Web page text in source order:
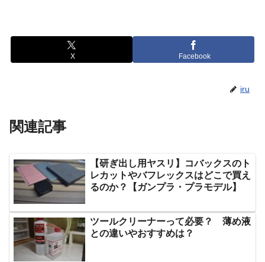
X Facebook
iru
関連記事
【研ぎ出し用ヤスリ】コバックスのト
レカットやバフレックスはどこで買え
るのか？【ガンプラ・プラモデル】
ツールクリーナーって必要？ 薄め液
との違いやおすすめは？